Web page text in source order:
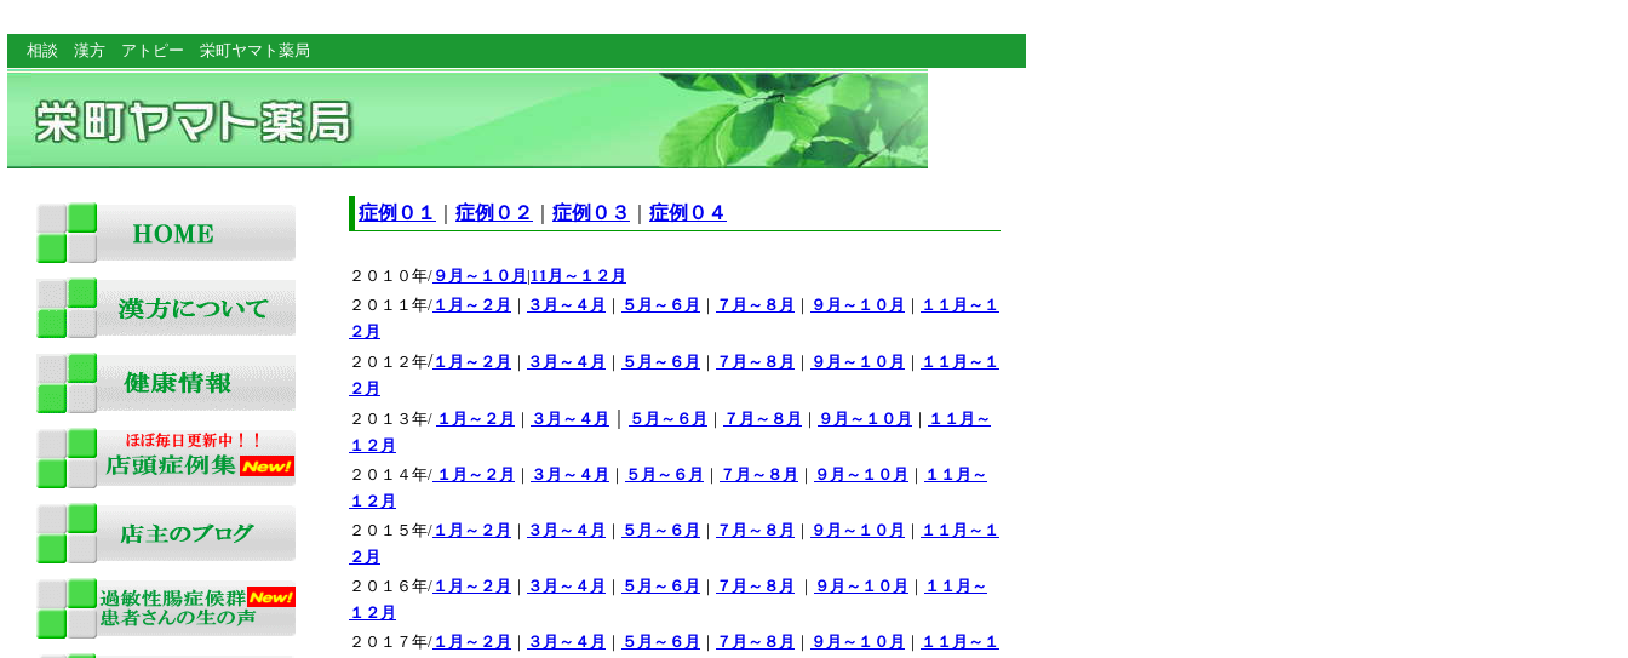
相談 漢方 アトピー 栄町ヤマト薬局
症例０１ 症例０２ 症例０３ 症例０４
２０１０年/ ９月～１０月 |11月～１２月
２０１１年/ １月～２月 ｜ ３月～４月 ｜ ５月～６月 ｜ ７月～８月 ｜ ９月～１０月 ｜ １１月～１
２月
２０１２年/ １月～２月 ｜ ３月～４月 ｜ ５月～６月 ｜ ７月～８月 ｜ ９月～１０月 ｜ １１月～１
２月
２０１３年/ １月～２月 ｜ ３月～４月 ５月～６月 ｜ ７月～８月 ｜ ９月～１０月 ｜ １１月～
１２月
２０１４年/ １月～２月 ｜ ３月～４月 ｜ ５月～６月 ｜ ７月～８月 ｜ ９月～１０月 ｜ １１月～
１２月
２０１５年/ １月～２月 ｜ ３月～４月 ｜ ５月～６月 ｜ ７月～８月 ｜ ９月～１０月 ｜ １１月～１
２月
２０１６年/ １月～２月 ｜ ３月～４月 ｜ ５月～６月 ｜ ７月～８月 ｜ ９月～１０月 ｜ １１月～
１２月
２０１７年/ １月～２月 ｜ ３月～４月 ｜ ５月～６月 ｜ ７月～８月 ｜ ９月～１０月 ｜ １１月～１